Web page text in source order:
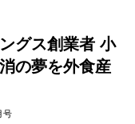
グス創業者 小
の夢を外食産
号